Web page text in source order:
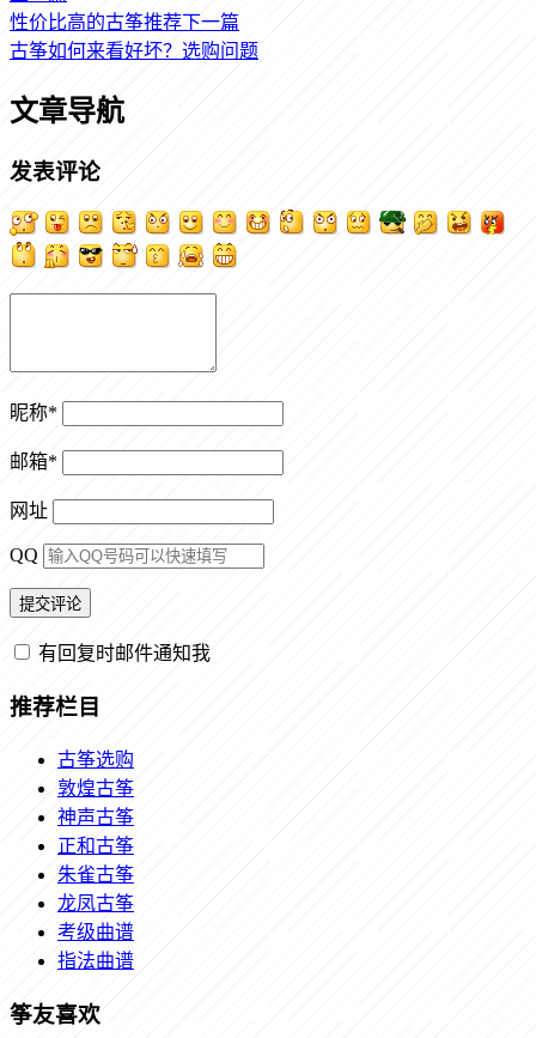
性价比高的古筝推荐下一篇
古筝如何来看好坏？选购问题
文章导航
发表评论
昵称*
邮箱*
网址
QQ
有回复时邮件通知我
推荐栏目
古筝选购
敦煌古筝
神声古筝
正和古筝
朱雀古筝
龙凤古筝
考级曲谱
指法曲谱
筝友喜欢